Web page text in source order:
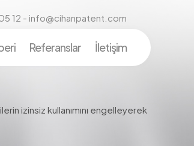
12 - info@cihanpatent.com
Referanslar İletişim
izinsiz kullanımını engelleyerek